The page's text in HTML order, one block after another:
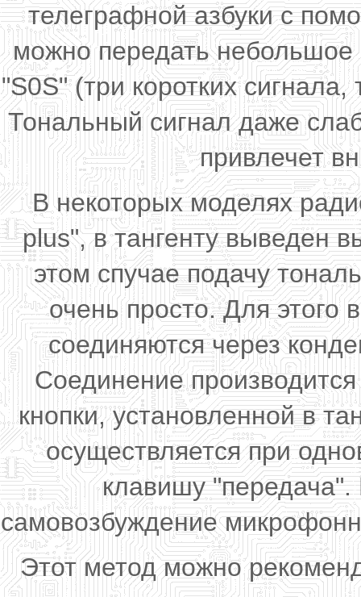
телеграфной азбуки с
можно передать
"S0S" (три коротких
Тональный сигнал даже
привлечет
В некоторых моделях
plus", в тангенту выведен
этом спучае подачу
очень просто. Для
соединяются через
Соединение
кнопки, установленной в
осуществляется при
клавишу "передача".
самовозбуждение
Этот метод можно